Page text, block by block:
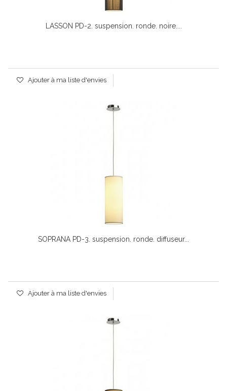
LASSON PD-2. suspension. ronde. noire....
Ajouter à ma liste d'envies
SOPRANA PD-3. suspension. ronde. diffuseur...
Ajouter à ma liste d'envies